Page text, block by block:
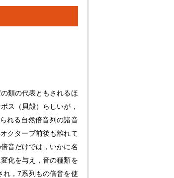
類の代表ともされるほ
ス（貝殻）らしいが，
れる自然倍音列の諸音
クターブ前後も離れて
音だけでは，いかに名
化を与え，音の種類を
れ，7系列もの倍音を使